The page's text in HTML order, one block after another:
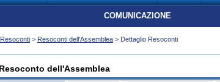
COMUNICAZIONE
Resoconti > Resoconti dell'Assemblea > Dettaglio Resoconti
Resoconto dell'Assemblea